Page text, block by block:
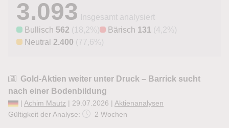
3.093
Insgesamt analysiert
Bullisch 562 (18,2%) Bärisch 131 (4,2%)
Neutral 2.400 (77,6%)
Gold-Aktien weiter unter Druck – Barrick sucht
nach einer Bodenbildung
| Achim Mautz | 29.07.2026 | Aktienanalysen
Gültigkeit der Analyse:
2 Wochen